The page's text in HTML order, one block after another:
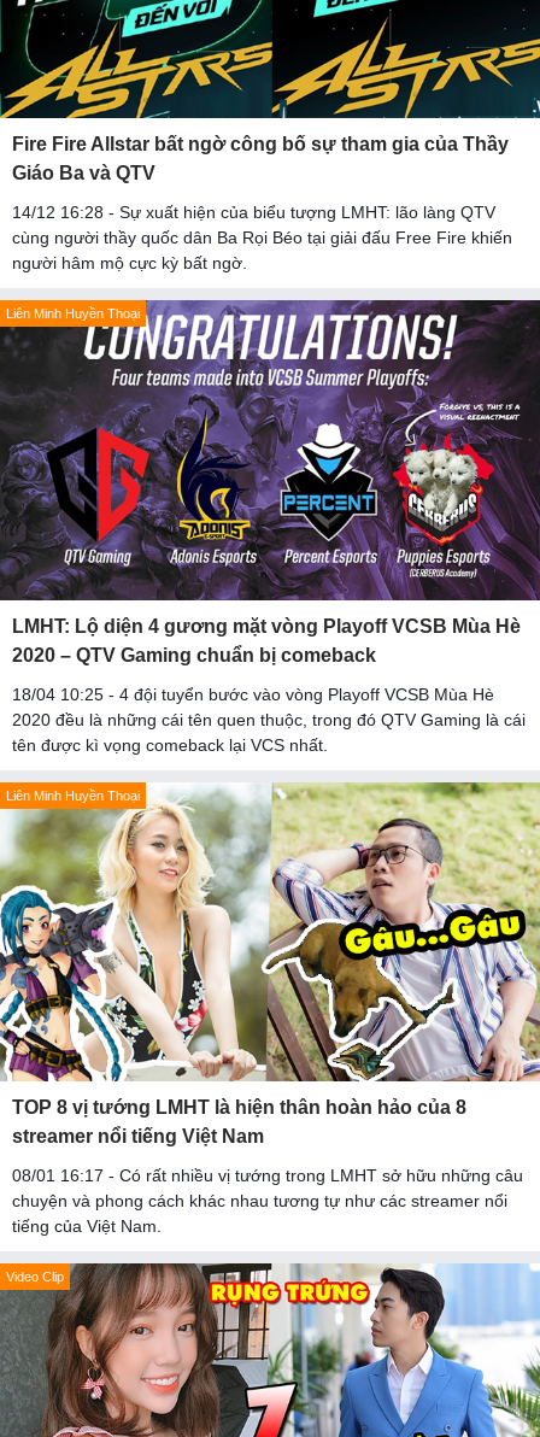
Fire Fire Allstar bất ngờ công bố sự tham gia của Thầy
Giáo Ba và QTV
14/12 16:28 - Sự xuất hiện của biểu tượng LMHT: lão làng QTV
cùng người thầy quốc dân Ba Rọi Béo tại giải đấu Free Fire khiến
người hâm mộ cực kỳ bất ngờ.
Liên Minh Huyền Thoại
LMHT: Lộ diện 4 gương mặt vòng Playoff VCSB Mùa Hè
2020 – QTV Gaming chuẩn bị comeback
18/04 10:25 - 4 đội tuyển bước vào vòng Playoff VCSB Mùa Hè
2020 đều là những cái tên quen thuộc, trong đó QTV Gaming là cái
tên được kì vọng comeback lại VCS nhất.
Liên Minh Huyền Thoại
TOP 8 vị tướng LMHT là hiện thân hoàn hảo của 8
streamer nổi tiếng Việt Nam
08/01 16:17 - Có rất nhiều vị tướng trong LMHT sở hữu những câu
chuyện và phong cách khác nhau tương tự như các streamer nổi
tiếng của Việt Nam.
Video Clip